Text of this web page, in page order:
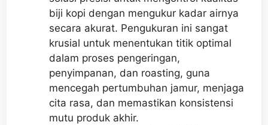
biji kopi dengan mengukur kadar airnya
secara akurat. Pengukuran ini sangat
krusial untuk menentukan titik optimal
dalam proses pengeringan,
penyimpanan, dan roasting, guna
mencegah pertumbuhan jamur, menjaga
cita rasa, dan memastikan konsistensi
mutu produk akhir.